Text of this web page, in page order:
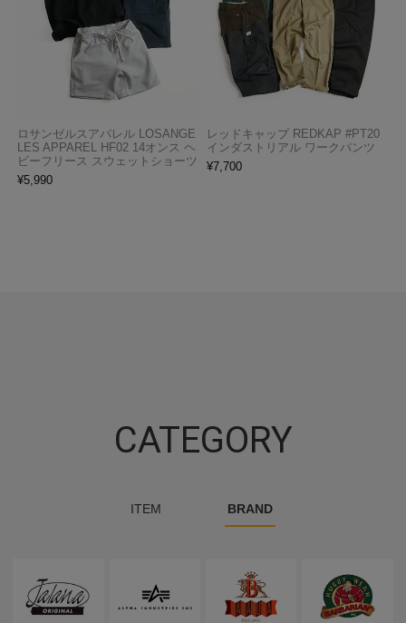
ロサンゼルスアパレル LOSANGE
LES APPAREL HF02 14オンス ヘ
ビーフリース スウェットショーツ
¥5,990
レッドキャップ REDKAP #PT20
インダストリアル ワークパンツ
¥7,700
CATEGORY
ITEM BRAND